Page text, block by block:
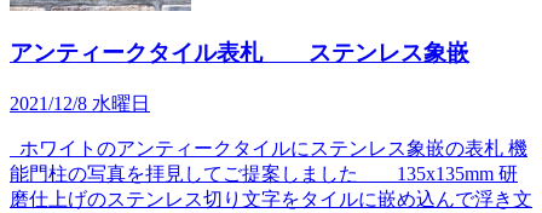
アンティークタイル表札 ステンレス象嵌
2021/12/8 水曜日
ホワイトのアンティークタイルにステンレス象嵌の表札 機
能門柱の写真を拝見してご提案しました 135x135mm 研
磨仕上げのステンレス切り文字をタイルに嵌め込んで浮き文